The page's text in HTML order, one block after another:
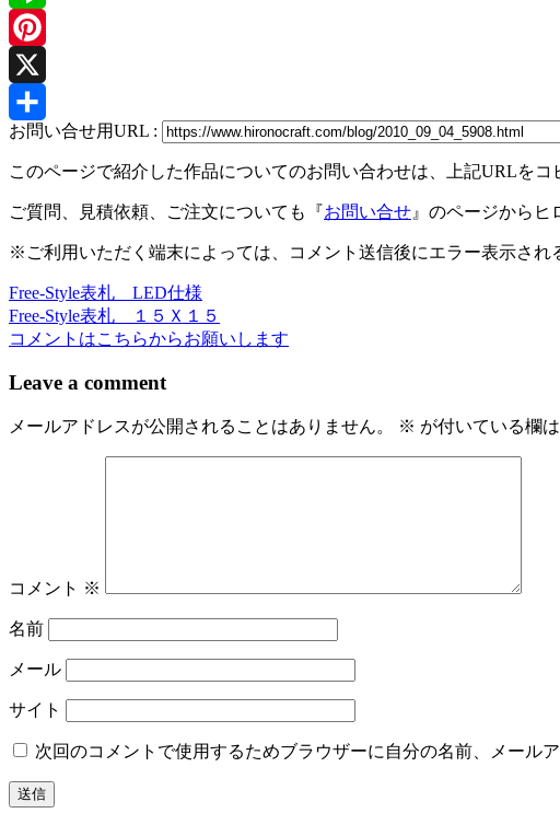
Line
Pinterest
X
共
有
お問い合せ用URL :
このページで紹介した作品についてのお問い合わせは、上記URL
ご質問、見積依頼、ご注文についても『お問い合せ 』のページからヒ
※ご利用いただく端末によっては、コメント送信後にエラー表示さ
投
稿
ナ
ゲ
ン
Free-Style表札 LED仕様
Free-Style表札 １５Ｘ１５
コメントはこちらからお願いします
Leave a comment
メールアドレスが公開されることはありません。 ※ が付いている欄
コメント ※
名前
メール
サイト
次回のコメントで使用するためブラウザーに自分の名前、メール